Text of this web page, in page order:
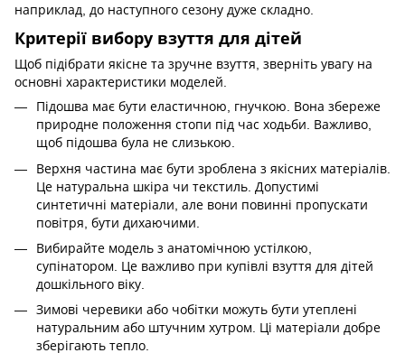
наприклад, до наступного сезону дуже складно.
Критерії вибору взуття для дітей
Щоб підібрати якісне та зручне взуття, зверніть увагу на
основні характеристики моделей.
Підошва має бути еластичною, гнучкою. Вона збереже
природне положення стопи під час ходьби. Важливо,
щоб підошва була не слизькою.
Верхня частина має бути зроблена з якісних матеріалів.
Це натуральна шкіра чи текстиль. Допустимі
синтетичні матеріали, але вони повинні пропускати
повітря, бути дихаючими.
Вибирайте модель з анатомічною устілкою,
супінатором. Це важливо при купівлі взуття для дітей
дошкільного віку.
Зимові черевики або чобітки можуть бути утеплені
натуральним або штучним хутром. Ці матеріали добре
зберігають тепло.